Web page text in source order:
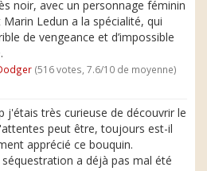
noir, avec un personnage féminin
Ledun a la spécialité, qui
de vengeance et d’impossible
(516 votes, 7.6/10 de moyenne)
j'étais très curieuse de découvrir le
peut être, toujours est-il
apprécié ce bouquin.
a déjà pas mal été